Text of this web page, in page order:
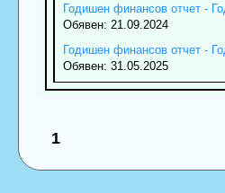
Годишен финансов отчет -
Обявен: 21.09.2024
Годишен финансов отчет -
Обявен: 31.05.2025
1